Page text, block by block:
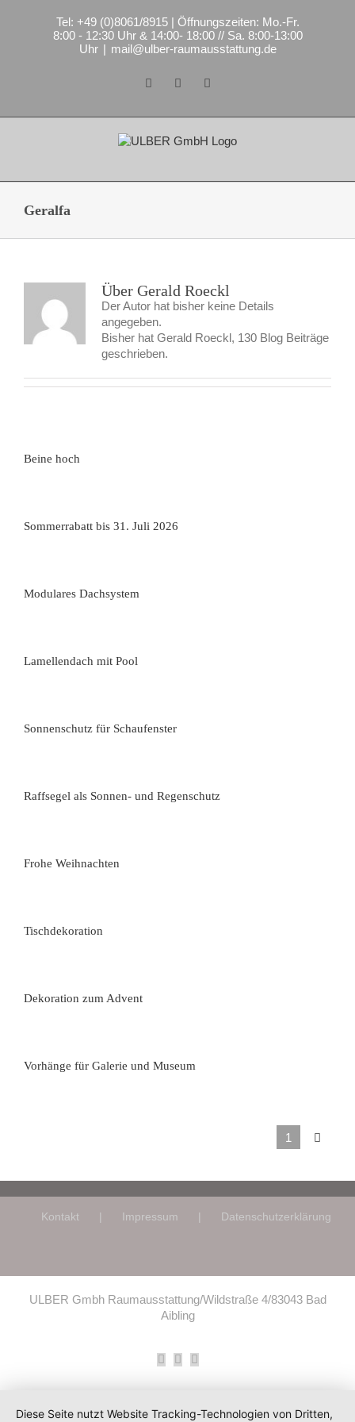
Tel: +49 (0)8061/8915 | Öffnungszeiten: Mo.-Fr.
8:00 - 12:30 Uhr & 14:00- 18:00 // Sa. 8:00-13:00
Uhr | mail@ulber-raumausstattung.de
FacebookInstagram
E-
Geralfa
Über Gerald Roeckl
Der Autor hat bisher keine Details
angegeben.
Bisher hat Gerald Roeckl, 130 Blog Beiträge
geschrieben.
Beine hoch
Sommerrabatt bis 31. Juli 2026
Modulares Dachsystem
Lamellendach mit Pool
Sonnenschutz für Schaufenster
Raffsegel als Sonnen- und Regenschutz
Frohe Weihnachten
Tischdekoration
Dekoration zum Advent
Vorhänge für Galerie und Museum
1
Kontakt Impressum Datenschutzerklärung
ULBER Gmbh Raumausstattung/Wildstraße 4/83043 Bad
Aibling
Facebook
Instagram
E-
Diese Seite nutzt Website Tracking-Technologien von Dritten,